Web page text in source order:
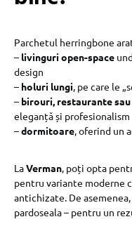
Parchetul herringbone
– livinguri open-space
design
– holuri lungi, pe care le
– birouri, restaurante
eleganță și profesionalism
–dormitoare, oferind un
LaVerman, poți opta
pentru variante moderne
antichizate. De
pardoseala – pentru un